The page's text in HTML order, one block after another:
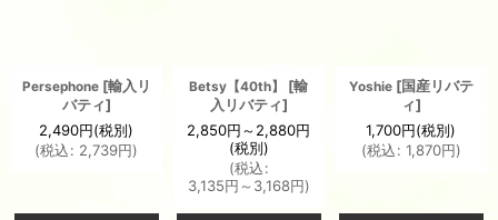
Persephone [輸入リ
バティ]
2,490円(税別)
(税込: 2,739円)
Betsy【40th】 [輸
入リバティ]
2,850円～2,880円
(税別)
(税込:
3,135円 ～3,168円)
Yoshie [国産リバテ
ィ]
1,700円(税別)
(税込: 1,870円)